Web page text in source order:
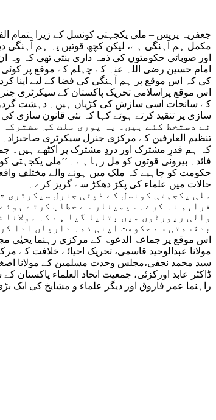
جعفریہ پریس – ملی یکجہتی کونسل کے زیراہتمام
مکمل ہم آہنگی ہے، لیکن کچھ قوتیں یہ ہم آہنگی
اور صوبائی حکومتوں کی ذمہ داری بنتی تھی کہ وہ
امام حسین رضی اللہ عنہ کے چہلم کے موقع پر
کی کہ اس موقع پر ہم آہنگی کی فضا کے لیے اپنا
اس موقع پراسلامی تحریک پاکستان کے سیکرٹری
کے سانحات اسی سازش کی کڑیاں ہیں۔ دہشت
نے دستخط کئے ہیں۔ یہ پوری ملت کی
تنظیم العارفین کے مرکزی جنرل سیکرٹری
کہ ہم قدرِ مشترک اور دردِ مشترک پر اکٹھے ہیں۔
فائدہ بیرونی قوتوں کو مل رہا ہے۔ ’’ملی یکجہتی
حکومت کو چاہیے کہ ملک میں ہونے والے مختلف
حالات میں علماء کی پکڑ دھکڑ سے گریز کرے۔
ملی یکجہتی کونسل کے ڈپٹی جنرل سیکرٹری
فراہم نہ کرے۔ سیمینار سے خطاب کرتے
والی رپورٹوں میں بتایا گیا ہے کہ
بدقسمتی سے حکومت اپنی ذمہ داریاں ادا
اس موقع پر جماعۃ الدعوۃ کے مرکزی رہنما یحیٰی
مولانا عبدالوحید قاسمی، تحریک احیائے خلافت
سید محمد نجفی،مجلس وحدت مسلمین کے مولانا
ڈاکٹر عابد اورکزئی، جمعیت اتحاد العلماء
راہنما عمر فاروق اور دیگر علماء و مشایخ کی ایک